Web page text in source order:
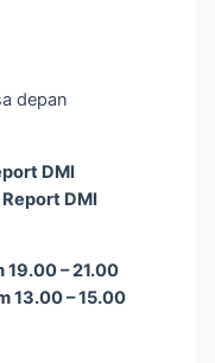
depan
DMI
DMI
19.00 – 21.00
13.00 – 15.00